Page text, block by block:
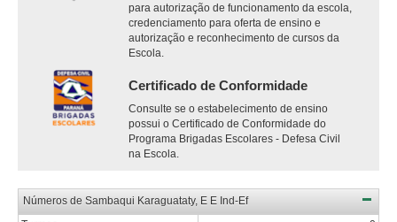
para autorização de funcionamento da escola,
credenciamento para oferta de ensino e
autorização e reconhecimento de cursos da
Escola.
Certificado de Conformidade
Consulte se o estabelecimento de ensino
possui o Certificado de Conformidade do
Programa Brigadas Escolares - Defesa Civil
na Escola.
Números de Sambaqui Karaguataty, E E Ind-Ef